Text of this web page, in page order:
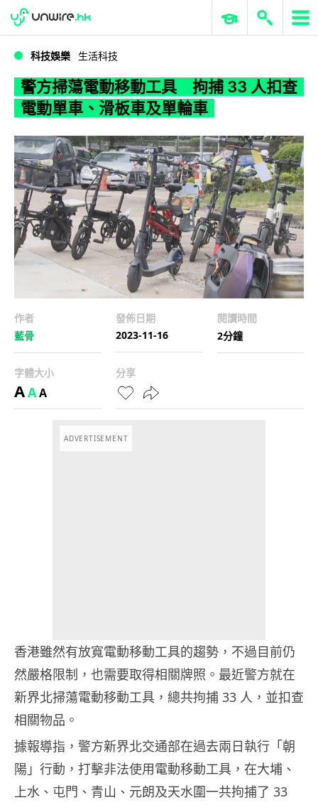
WWDC 2026 ERP 與商業 AI
科技娛樂 生活科技
警方掃蕩電動移動工具 拘捕 33 人扣查
電動單車、滑板車及單輪車
作者
藍骨
發佈日期
2023-11-16
閱讀時間
2分鐘
字體大小
AAA
分享
ADVERTISEMENT
香港雖然有放寬電動移動工具的趨勢，不過目前仍
然嚴格限制，也需要取得相關牌照。最近警方就在
新界北掃蕩電動移動工具，總共拘捕 33 人，並扣查
相關物品。
據報導指，警方新界北交通部在過去兩日執行「朝
陽」行動，打擊非法使用電動移動工具，在大埔、
上水、屯門、青山、元朗及天水圍一共拘捕了 33